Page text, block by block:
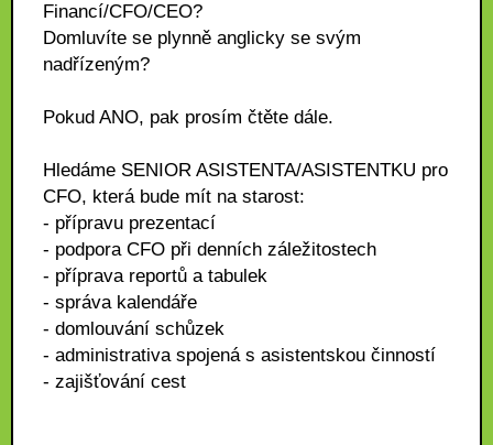
Financí/CFO/CEO?
Domluvíte se plynně anglicky se svým
nadřízeným?
Pokud ANO, pak prosím čtěte dále.
Hledáme SENIOR ASISTENTA/ASISTENTKU pro
CFO, která bude mít na starost:
- přípravu prezentací
- podpora CFO při denních záležitostech
- příprava reportů a tabulek
- správa kalendáře
- domlouvání schůzek
- administrativa spojená s asistentskou činností
- zajišťování cest